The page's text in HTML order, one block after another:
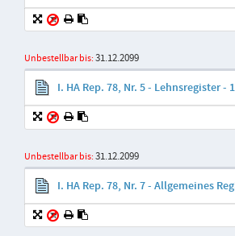
Unbestellbar bis:31.12.2099
I. HA Rep. 78, Nr. 5 - Lehnsregister -
Unbestellbar bis:31.12.2099
I. HA Rep. 78, Nr. 7 - Allgemeines